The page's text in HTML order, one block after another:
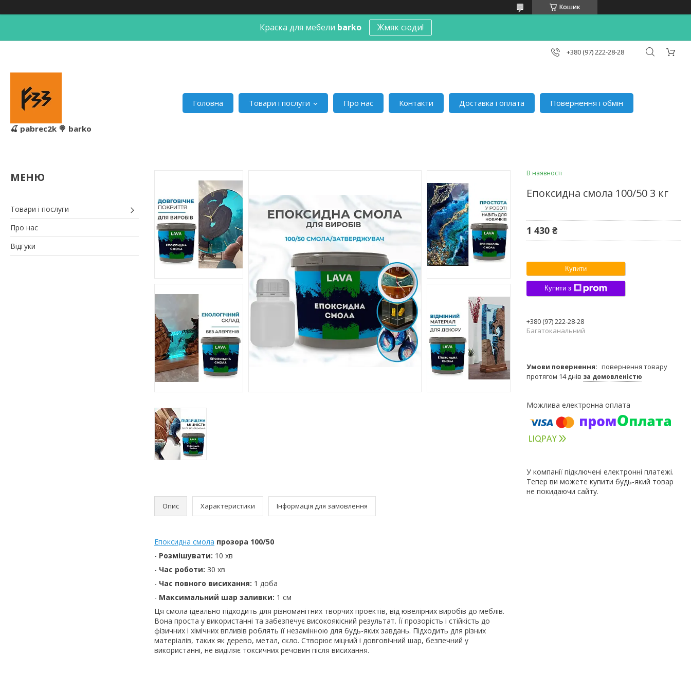
Кошик
Краска для мебели barko Жмяк сюди!
+380 (97) 222-28-28
🍒 pabrec2k 🍭 barko
Головна Товари і послуги Про нас Контакти Доставка і оплата Повернення і обмін
Товари і послуги
Про нас
Відгуки
Опис Характеристики Інформація для замовлення
Епоксидна смола прозора 100/50
- Розмішувати: 10 хв
- Час роботи: 30 хв
- Час повного висихання: 1 доба
- Максимальний шар заливки: 1 см
Ця смола ідеально підходить для різноманітних творчих проектів, від ювелірних виробів до меблів.
Вона проста у використанні та забезпечує високоякісний результат. Її прозорість і стійкість до
фізичних і хімічних впливів роблять її незамінною для будь-яких завдань. Підходить для різних
матеріалів, таких як дерево, метал, скло. Створює міцний і довговічний шар, безпечний у
використанні, не виділяє токсичних речовин після висихання.
В наявності
Епоксидна смола 100/50 3 кг
1 430 ₴
Купити
Купити з
+380 (97) 222-28-28
Багатоканальний
повернення товару
протягом 14 днів за домовленістю
У компанії підключені електронні платежі.
Тепер ви можете купити будь-який товар
не покидаючи сайту.